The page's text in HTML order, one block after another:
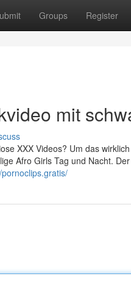
Groups Register
mit
XXX Videos? Um das
Afro Girls Tag und Nacht.